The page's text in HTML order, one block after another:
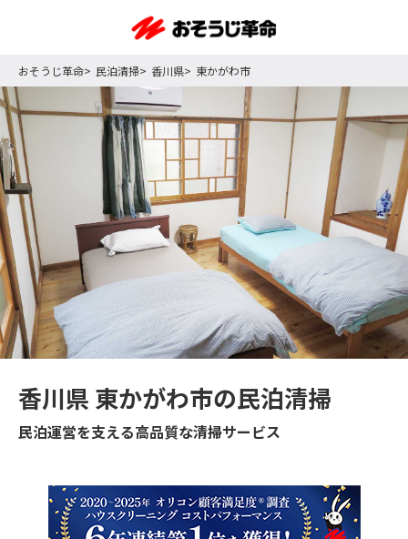
おそうじ革命 民泊清掃 香川県 東かがわ市
香川県 東かがわ市の民泊清掃
民泊運営を支える高品質な清掃サービス